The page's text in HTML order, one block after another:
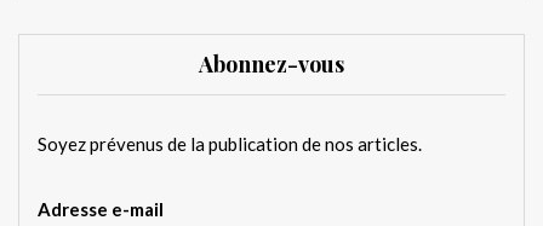
Abonnez-vous
Soyez prévenus de la publication de nos articles.
Adresse e-mail